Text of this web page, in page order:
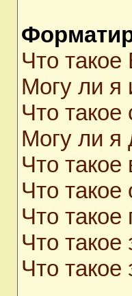
Что такое
Могу ли я
Что такое
Могу ли я
Что
Что
Что
Что
Что такое